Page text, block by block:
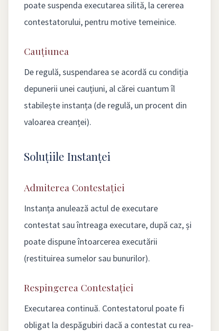
poate suspenda executarea silită, la cererea
contestatorului, pentru motive temeinice.
Cauțiunea
De regulă, suspendarea se acordă cu condiția
depunerii unei cauțiuni, al cărei cuantum îl
stabilește instanța (de regulă, un procent din
valoarea creanței).
Soluțiile Instanței
Admiterea Contestației
Instanța anulează actul de executare
contestat sau întreaga executare, după caz, și
poate dispune întoarcerea executării
(restituirea sumelor sau bunurilor).
Respingerea Contestației
Executarea continuă. Contestatorul poate fi
obligat la despăgubiri dacă a contestat cu rea-